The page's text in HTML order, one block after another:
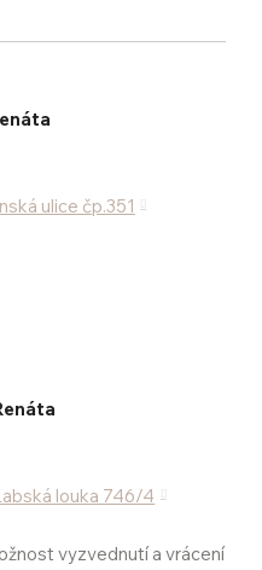
ulice čp.351
louka 746/4
vyzvednutí a vrácení